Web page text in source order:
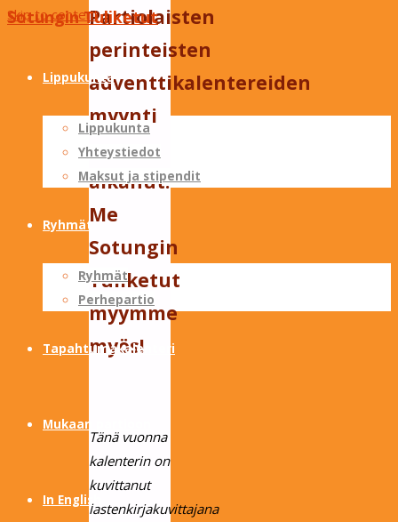
Sotungin Tuliketut
Skip to content
Lippukunta
Lippukunta
Yhteystiedot
Maksut ja stipendit
Ryhmät
Ryhmät
Perhepartio
Tapahtumakalenteri
Mukaan partioon
In English
Partiolaisten
perinteisten
adventtikalentereiden
myynti
on
alkanut!
Me
Sotungin
Tuliketut
myymme
myös!
Tänä vuonna
kalenterin on
kuvittanut
lastenkirjakuvittajana